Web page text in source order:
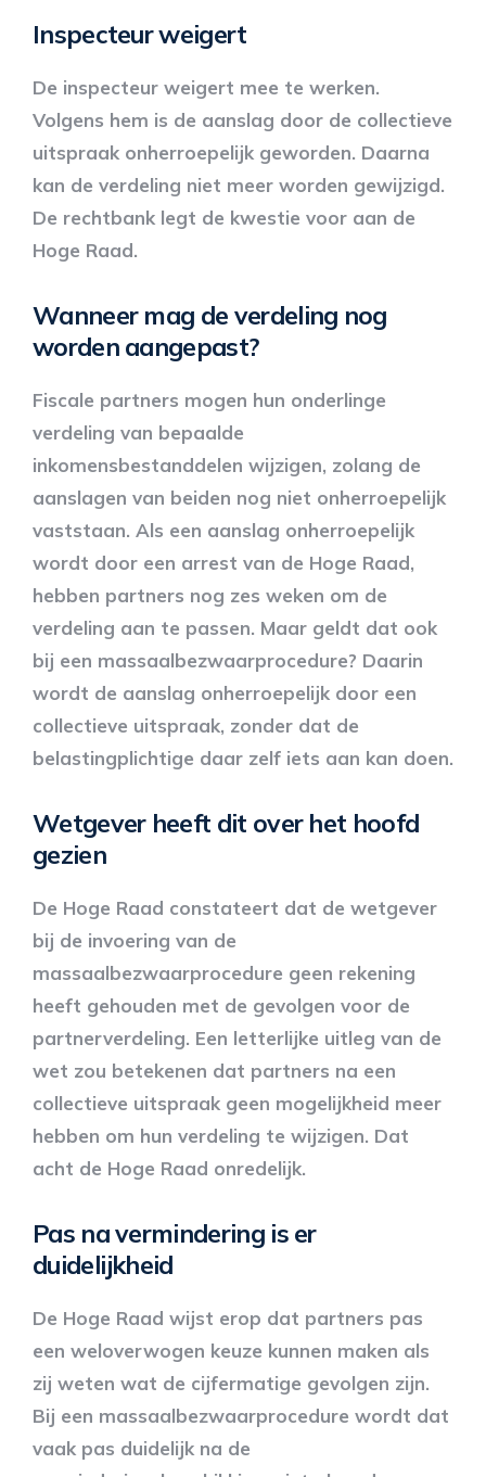
Inspecteur weigert
De inspecteur weigert mee te werken.
Volgens hem is de aanslag door de collectieve
uitspraak onherroepelijk geworden. Daarna
kan de verdeling niet meer worden gewijzigd.
De rechtbank legt de kwestie voor aan de
Hoge Raad.
Wanneer mag de verdeling nog
worden aangepast?
Fiscale partners mogen hun onderlinge
verdeling van bepaalde
inkomensbestanddelen wijzigen, zolang de
aanslagen van beiden nog niet onherroepelijk
vaststaan. Als een aanslag onherroepelijk
wordt door een arrest van de Hoge Raad,
hebben partners nog zes weken om de
verdeling aan te passen. Maar geldt dat ook
bij een massaalbezwaarprocedure? Daarin
wordt de aanslag onherroepelijk door een
collectieve uitspraak, zonder dat de
belastingplichtige daar zelf iets aan kan doen.
Wetgever heeft dit over het hoofd
gezien
De Hoge Raad constateert dat de wetgever
bij de invoering van de
massaalbezwaarprocedure geen rekening
heeft gehouden met de gevolgen voor de
partnerverdeling. Een letterlijke uitleg van de
wet zou betekenen dat partners na een
collectieve uitspraak geen mogelijkheid meer
hebben om hun verdeling te wijzigen. Dat
acht de Hoge Raad onredelijk.
Pas na vermindering is er
duidelijkheid
De Hoge Raad wijst erop dat partners pas
een weloverwogen keuze kunnen maken als
zij weten wat de cijfermatige gevolgen zijn.
Bij een massaalbezwaarprocedure wordt dat
vaak pas duidelijk na de